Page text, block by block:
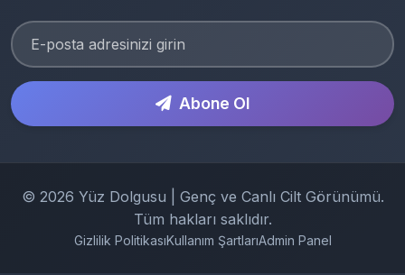
Abone Ol
© 2026 Yüz Dolgusu | Genç ve Canlı Cilt Görünümü.
Tüm hakları saklıdır.
Gizlilik PolitikasıKullanım ŞartlarıAdmin Panel